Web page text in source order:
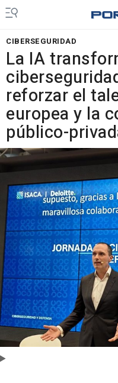
CIBERSEGURIDAD
La IA
reforzar el
europea y la
público-